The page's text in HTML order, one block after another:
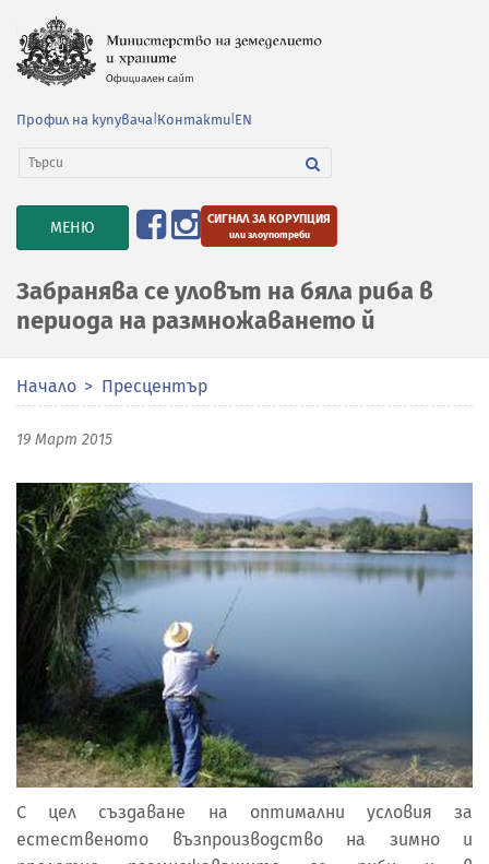
Профил на купувача Контакти EN
TOGGLE
NAVIGATION
МЕНЮ СИГНАЛ ЗА КОРУПЦИЯ
или злоупотреби
Забранява се уловът на бяла риба в
периода на размножаването й
Начало Пресцентър
19 Март 2015
С цел създаване на оптимални условия за
естественото възпроизводство на зимно и